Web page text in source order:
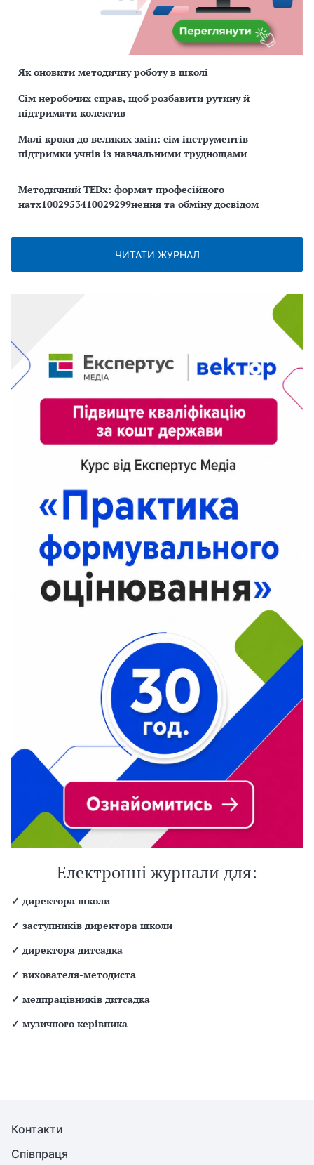
Як оновити методичну роботу в школі
Сім неробочих справ, щоб розбавити рутину й
підтримати колектив
Малі кроки до великих змін: сім інструментів
підтримки учнів із навчальними труднощами
Методичний TEDx: формат професійного
натх1002953410029299нення та обміну досвідом
ЧИТАТИ ЖУРНАЛ
Електронні журнали для:
✓ директора школи
✓ заступників директора школи
✓ директора дитсадка
✓ вихователя-методиста
✓ медпрацівників дитсадка
✓ музичного керівника
Контакти
Співпраця